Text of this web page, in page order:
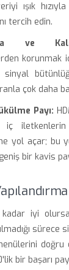
ışık
tercih edin.
ve
korunmak
sinyal
çok daha
Payı:
iç
yol açar; bu
bir kavis
kadar iyi
sürece
bir başarı